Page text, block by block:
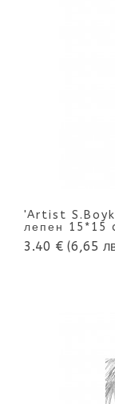
'Artist
лепен 15*15
3.40 € (6,65